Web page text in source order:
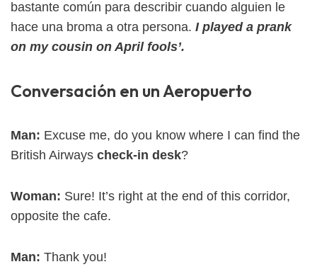
bastante común para describir cuando alguien le
hace una broma a otra persona. I played a prank
on my cousin on April fools’.
Conversación en un Aeropuerto
Man: Excuse me, do you know where I can find the
British Airways check-in desk?
Woman: Sure! It’s right at the end of this corridor,
opposite the cafe.
Man: Thank you!